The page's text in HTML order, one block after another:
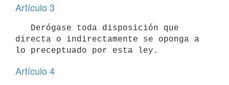
Artículo 3
directa o indirectamente se oponga a
lo preceptuado por esta ley.
Artículo 4